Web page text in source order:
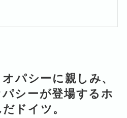
パシーに親しみ、
シーが登場するホ
ドイツ。